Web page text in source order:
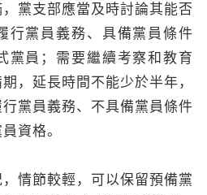
支部應當及時討論其能否
行黨員義務、具備黨員條件
黨員；需要繼續考察和教育
，延長時間不能少於半年，
黨員義務、不具備黨員條件
資格。
節較輕，可以保留預備黨